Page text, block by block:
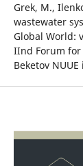
Grek, M.,
wastewater
Global World:
IInd Forum for
Beketov